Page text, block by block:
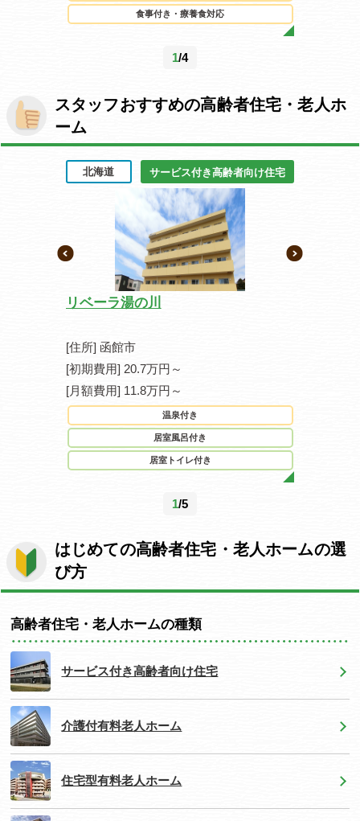
食事付き・療養食対応
1/4
スタッフおすすめの高齢者住宅・老人ホ
ーム
北海道 サービス付き高齢者向け住宅
リベーラ湯の川
[住所] 函館市
[初期費用] 20.7万円～
[月額費用] 11.8万円～
温泉付き
居室風呂付き
居室トイレ付き
1/5
はじめての高齢者住宅・老人ホームの選
び方
高齢者住宅・老人ホームの種類
サービス付き高齢者向け住宅
介護付有料老人ホーム
住宅型有料老人ホーム